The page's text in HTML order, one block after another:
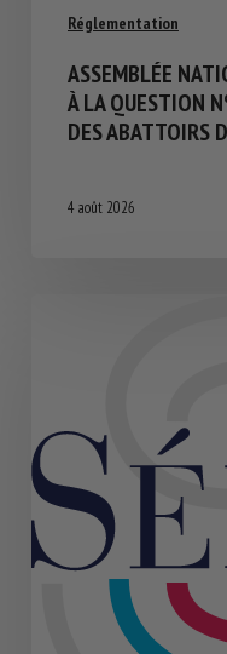
Réglementation
ASSEMBLÉE
À LA QUESTION
DES ABATTOIRS
4 août 2026